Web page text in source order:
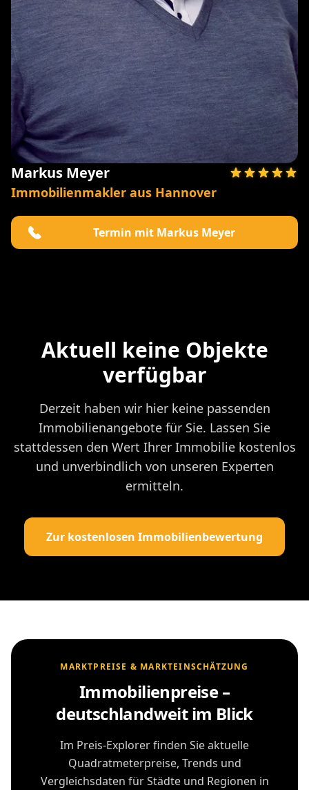
Markus Meyer
Immobilienmakler aus Hannover
Termin mit Markus Meyer
Aktuell keine Objekte
verfügbar
Derzeit haben wir hier keine passenden
Immobilienangebote für Sie. Lassen Sie
stattdessen den Wert Ihrer Immobilie kostenlos
und unverbindlich von unseren Experten
ermitteln.
Zur kostenlosen Immobilienbewertung
MARKTPREISE & MARKTEINSCHÄTZUNG
Immobilienpreise –
deutschlandweit im Blick
Im Preis-Explorer finden Sie aktuelle
Quadratmeterpreise, Trends und
Vergleichsdaten für Städte und Regionen in